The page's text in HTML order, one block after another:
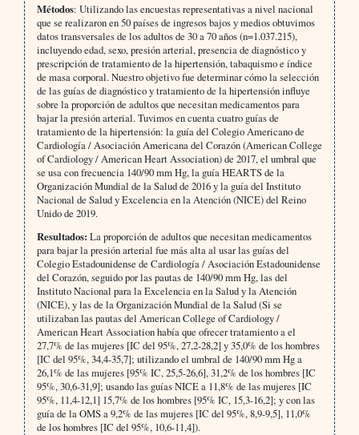
Métodos: Utilizando las encuestas representativas a nivel nacional
que se realizaron en 50 países de ingresos bajos y medios obtuvimos
datos transversales de los adultos de 30 a 70 años (n=1.037.215),
incluyendo edad, sexo, presión arterial, presencia de diagnóstico y
prescripción de tratamiento de la hipertensión, tabaquismo e índice
de masa corporal. Nuestro objetivo fue determinar cómo la selección
de las guías de diagnóstico y tratamiento de la hipertensión influye
sobre la proporción de adultos que necesitan medicamentos para
bajar la presión arterial. Tuvimos en cuenta cuatro guías de
tratamiento de la hipertensión: la guía del Colegio Americano de
Cardiología / Asociación Americana del Corazón (American College
of Cardiology / American Heart Association) de 2017, el umbral que
se usa con frecuencia 140/90 mm Hg, la guía HEARTS de la
Organización Mundial de la Salud de 2016 y la guía del Instituto
Nacional de Salud y Excelencia en la Atención (NICE) del Reino
Unido de 2019.
Resultados: La proporción de adultos que necesitan medicamentos
para bajar la presión arterial fue más alta al usar las guías del
Colegio Estadounidense de Cardiología / Asociación Estadounidense
del Corazón, seguido por las pautas de 140/90 mm Hg, las del
Instituto Nacional para la Excelencia en la Salud y la Atención
(NICE), y las de la Organización Mundial de la Salud (Si se
utilizaban las pautas del American College of Cardiology /
American Heart Association había que ofrecer tratamiento a el
27,7% de las mujeres [IC del 95%, 27,2-28,2] y 35,0% de los hombres
[IC del 95%, 34,4-35,7]; utilizando el umbral de 140/90 mm Hg a
26,1% de las mujeres [95% IC, 25,5-26,6], 31,2% de los hombres [IC
95%, 30,6-31,9]; usando las guías NICE a 11,8% de las mujeres [IC
95%, 11,4-12,1] 15,7% de los hombres [95% IC, 15,3-16,2]; y con las
guía de la OMS a 9,2% de las mujeres [IC del 95%, 8,9-9,5], 11,0%
de los hombres [IC del 95%, 10,6-11,4]).